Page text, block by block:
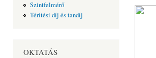
Szintfelmérő
Térítési díj és tandíj
OKTATÁS